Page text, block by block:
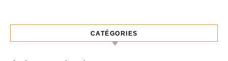
CATÉGORIES